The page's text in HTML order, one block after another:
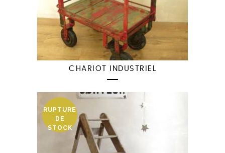
CHARIOT INDUSTRIEL
RUPTURE
DE
STOCK